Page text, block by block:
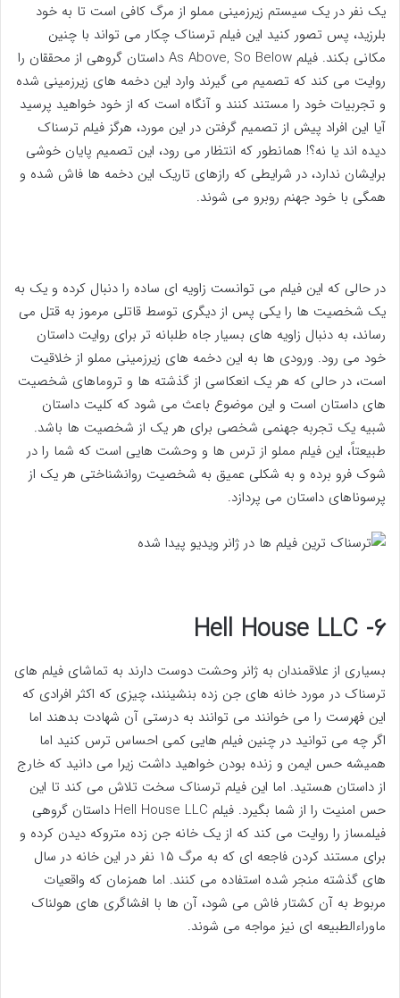
یک نفر در یک سیستم زیرزمینی مملو از مرگ کافی است تا به خود
بلرزید، پس تصور کنید این فیلم ترسناک چکار می تواند با چنین
مکانی بکند. فیلم As Above, So Below داستان گروهی از محققان را
روایت می کند که تصمیم می گیرند وارد این دخمه های زیرزمینی شده
و تجربیات خود را مستند کنند و آنگاه است که از خود خواهید پرسید
آیا این افراد پیش از تصمیم گرفتن در این مورد، هرگز فیلم ترسناک
دیده اند یا نه؟! همانطور که انتظار می رود، این تصمیم پایان خوشی
برایشان ندارد، در شرایطی که رازهای تاریک این دخمه ها فاش شده و
همگی با خود جهنم روبرو می شوند.
در حالی که این فیلم می توانست زاویه ای ساده را دنبال کرده و یک به
یک شخصیت ها را یکی پس از دیگری توسط قاتلی مرموز به قتل می
رساند، به دنبال زاویه های بسیار جاه طلبانه تر برای روایت داستان
خود می رود. ورودی ها به این دخمه های زیرزمینی مملو از خلاقیت
است، در حالی که هر یک انعکاسی از گذشته ها و تروماهای شخصیت
های داستان است و این موضوع باعث می شود که کلیت داستان
شبیه یک تجربه جهنمی شخصی برای هر یک از شخصیت ها باشد.
طبیعتاً، این فیلم مملو از ترس ها و وحشت هایی است که شما را در
شوک فرو برده و به شکلی عمیق به شخصیت روانشناختی هر یک از
پرسوناهای داستان می پردازد.
۶- Hell House LLC
بسیاری از علاقمندان به ژانر وحشت دوست دارند به تماشای فیلم های
ترسناک در مورد خانه های جن زده بنشینند، چیزی که اکثر افرادی که
این فهرست را می خوانند می توانند به درستی آن شهادت بدهند اما
اگر چه می توانید در چنین فیلم هایی کمی احساس ترس کنید اما
همیشه حس ایمن و زنده بودن خواهید داشت زیرا می دانید که خارج
از داستان هستید. اما این فیلم ترسناک سخت تلاش می کند تا این
حس امنیت را از شما بگیرد. فیلم Hell House LLC داستان گروهی
فیلمساز را روایت می کند که از یک خانه جن زده متروکه دیدن کرده و
برای مستند کردن فاجعه ای که به مرگ ۱۵ نفر در این خانه در سال
های گذشته منجر شده استفاده می کنند. اما همزمان که واقعیات
مربوط به آن کشتار فاش می شود، آن ها با افشاگری های هولناک
ماوراءالطبیعه ای نیز مواجه می شوند.